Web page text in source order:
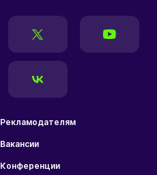
Рекламодателям
Вакансии
Конференции